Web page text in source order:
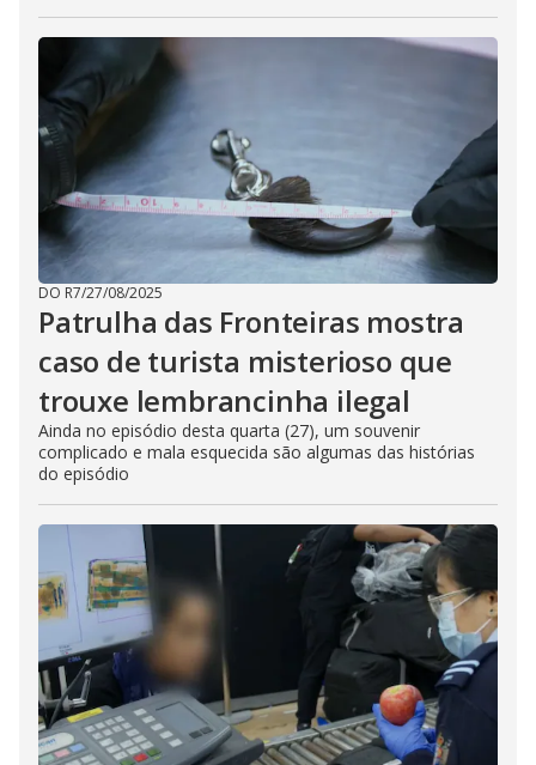
DO R7/27/08/2025
Patrulha das Fronteiras mostra
caso de turista misterioso que
trouxe lembrancinha ilegal
Ainda no episódio desta quarta (27), um souvenir
complicado e mala esquecida são algumas das histórias
do episódio